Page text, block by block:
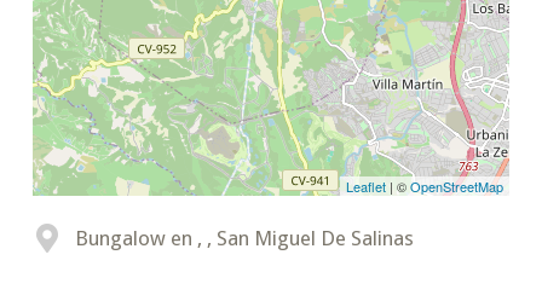
Leaflet | ©OpenStreetMap
Bungalow en , , San Miguel De Salinas